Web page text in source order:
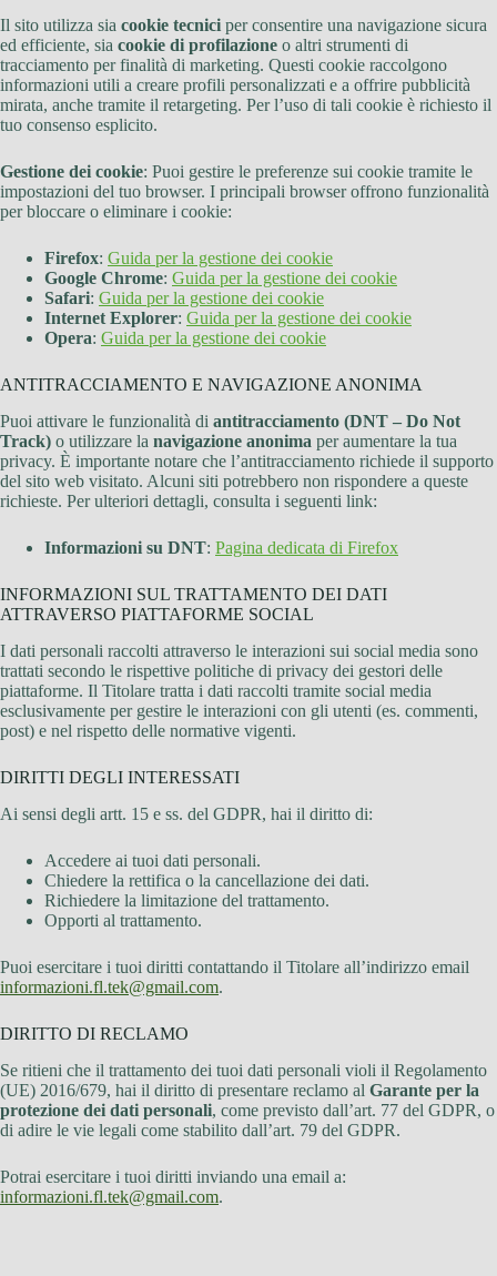
Il sito utilizza sia cookie tecnici per consentire una navigazione sicura
ed efficiente, sia cookie di profilazione o altri strumenti di
tracciamento per finalità di marketing. Questi cookie raccolgono
informazioni utili a creare profili personalizzati e a offrire pubblicità
mirata, anche tramite il retargeting. Per l’uso di tali cookie è richiesto il
tuo consenso esplicito.
Gestione dei cookie: Puoi gestire le preferenze sui cookie tramite le
impostazioni del tuo browser. I principali browser offrono funzionalità
per bloccare o eliminare i cookie:
Firefox: Guida per la gestione dei cookie
Google Chrome: Guida per la gestione dei cookie
Safari: Guida per la gestione dei cookie
Internet Explorer: Guida per la gestione dei cookie
Opera: Guida per la gestione dei cookie
ANTITRACCIAMENTO E NAVIGAZIONE ANONIMA
Puoi attivare le funzionalità di antitracciamento (DNT – Do Not
Track) o utilizzare la navigazione anonima per aumentare la tua
privacy. È importante notare che l’antitracciamento richiede il supporto
del sito web visitato. Alcuni siti potrebbero non rispondere a queste
richieste. Per ulteriori dettagli, consulta i seguenti link:
Informazioni su DNT: Pagina dedicata di Firefox
INFORMAZIONI SUL TRATTAMENTO DEI DATI
ATTRAVERSO PIATTAFORME SOCIAL
I dati personali raccolti attraverso le interazioni sui social media sono
trattati secondo le rispettive politiche di privacy dei gestori delle
piattaforme. Il Titolare tratta i dati raccolti tramite social media
esclusivamente per gestire le interazioni con gli utenti (es. commenti,
post) e nel rispetto delle normative vigenti.
DIRITTI DEGLI INTERESSATI
Ai sensi degli artt. 15 e ss. del GDPR, hai il diritto di:
Accedere ai tuoi dati personali.
Chiedere la rettifica o la cancellazione dei dati.
Richiedere la limitazione del trattamento.
Opporti al trattamento.
Puoi esercitare i tuoi diritti contattando il Titolare all’indirizzo email
informazioni.fl.tek@gmail.com.
DIRITTO DI RECLAMO
Se ritieni che il trattamento dei tuoi dati personali violi il Regolamento
(UE) 2016/679, hai il diritto di presentare reclamo al Garante per la
protezione dei dati personali, come previsto dall’art. 77 del GDPR, o
di adire le vie legali come stabilito dall’art. 79 del GDPR.
Potrai esercitare i tuoi diritti inviando una email a:
informazioni.fl.tek@gmail.com.